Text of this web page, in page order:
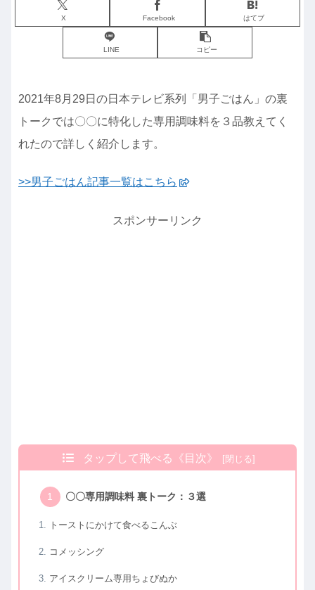
X Facebook はてブ
LINE コピー
2021年8月29日の日本テレビ系列「男子ごはん」の裏
トークでは〇〇に特化した専用調味料を３品教えてく
れたので詳しく紹介します。
>>男子ごはん記事一覧はこちら
スポンサーリンク
タップして飛べる《目次》
〇〇専用調味料 裏トーク：３選
トーストにかけて食べるこんぶ
コメッシング
アイスクリーム専用ちょびぬか